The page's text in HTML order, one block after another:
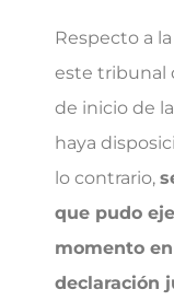
Respecto a
este tribunal
de inicio de
haya
lo contrario,
que pudo
momento
declaración